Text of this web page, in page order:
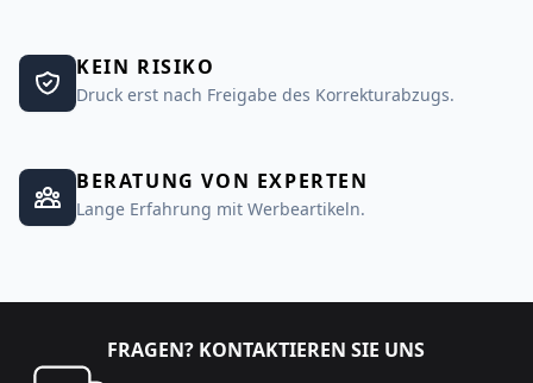
KEIN RISIKO
Druck erst nach Freigabe des Korrekturabzugs.
BERATUNG VON EXPERTEN
Lange Erfahrung mit Werbeartikeln.
FRAGEN? KONTAKTIEREN SIE UNS